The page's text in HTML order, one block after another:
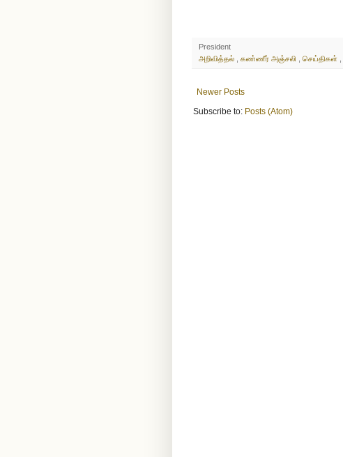
President
அறிவித்தல்
கண்ணீர் அஞ்சலி செய்திகள்
Newer Posts
Subscribe to: Posts (Atom)